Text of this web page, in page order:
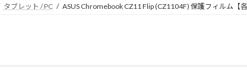
タブレット / PC ASUS Chromebook CZ11 Flip (CZ1104F) 保護フィルム【